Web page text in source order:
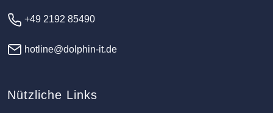
+49 2192 85490
hotline@dolphin-it.de
Nützliche Links